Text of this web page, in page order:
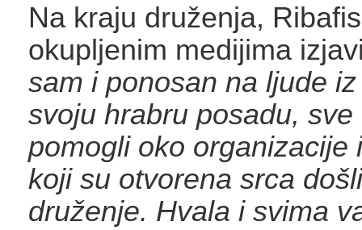
Na kraju druženja,
okupljenim medijima
sam i ponosan na ljude
svoju hrabru posadu,
pomogli oko organizacije
koji su otvorena srca
druženje. Hvala i svima